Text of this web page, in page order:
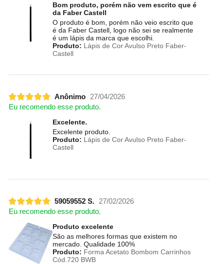
Bom produto, porém não vem escrito que é
da Faber Castell
O produto é bom, porém não veio escrito que
é da Faber Castell, logo não sei se realmente
é um lápis da marca que escolhi.
Produto: Lápis de Cor Avulso Preto Faber-
Castell
Anônimo
27/04/2026
Eu recomendo esse produto.
Excelente.
Excelente produto.
Produto: Lápis de Cor Avulso Preto Faber-
Castell
59059552 S.
27/02/2026
Eu recomendo esse produto.
Produto excelente
São as melhores formas que existem no
mercado. Qualidade 100%
Produto: Forma Acetato Bombom Carrinhos
Cód.720 BWB